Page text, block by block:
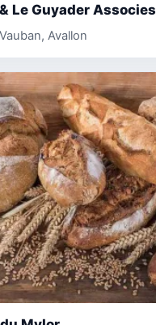
Le Guyader Associes
Avallon